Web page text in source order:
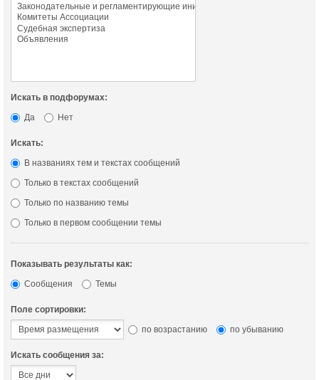
Искать в подфорумах:
Да
Нет
Искать:
В названиях тем и текстах сообщений
Только в текстах сообщений
Только по названию темы
Только в первом сообщении темы
Показывать результаты как:
Сообщения
Темы
Поле сортировки:
по возрастанию
по убыванию
Искать сообщения за: